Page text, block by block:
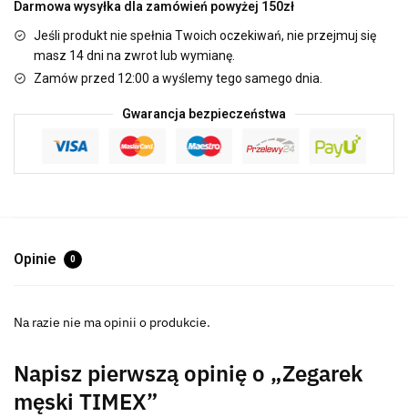
Darmowa wysyłka dla zamówień powyżej 150zł
Jeśli produkt nie spełnia Twoich oczekiwań, nie przejmuj się
masz 14 dni na zwrot lub wymianę.
Zamów przed 12:00 a wyślemy tego samego dnia.
Gwarancja bezpieczeństwa
Opinie 0
Na razie nie ma opinii o produkcie.
Napisz pierwszą opinię o „Zegarek
męski TIMEX”